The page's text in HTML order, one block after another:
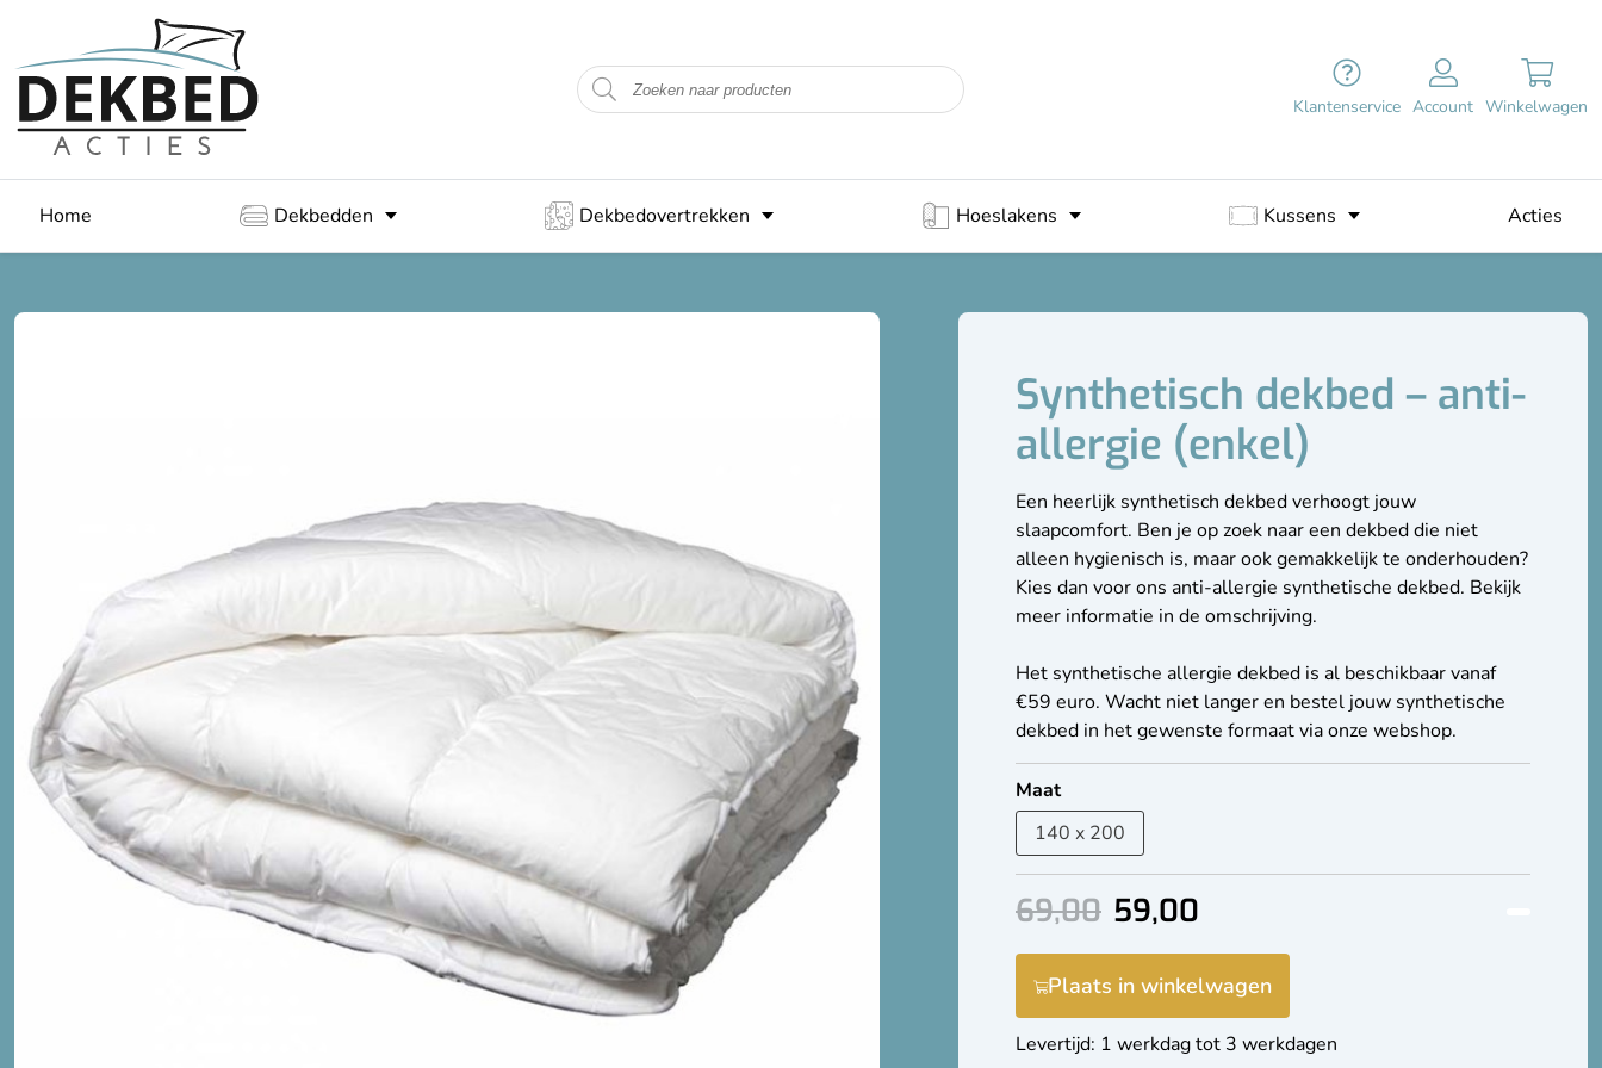
Klantenservice Account Winkelwagen
Home Dekbedden Dekbedovertrekken Hoeslakens Kussens Acties
Synthetisch dekbed – anti-
allergie (enkel)
Een heerlijk synthetisch dekbed verhoogt jouw
slaapcomfort. Ben je op zoek naar een dekbed die niet
alleen hygienisch is, maar ook gemakkelijk te onderhouden?
Kies dan voor ons anti-allergie synthetische dekbed. Bekijk
meer informatie in de omschrijving.
Het synthetische allergie dekbed is al beschikbaar vanaf
€59 euro. Wacht niet langer en bestel jouw synthetische
dekbed in het gewenste formaat via onze webshop.
Maat
69,00 59,00
Plaats in winkelwagen
Levertijd: 1 werkdag tot 3 werkdagen